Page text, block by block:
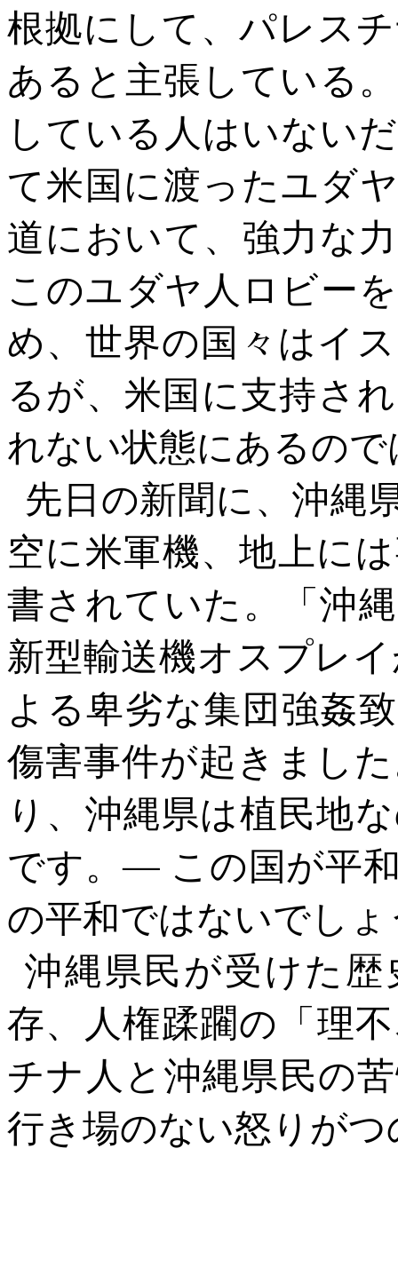
根拠にして、パレス
あると主張している
している人はいない
て米国に渡ったユダ
道において、強力な
このユダヤ人ロビー
め、世界の国々はイ
るが、米国に支持さ
れない状態にあるの
先日の新聞に、沖縄
空に米軍機、地上に
書されていた。「沖
新型輸送機オスプレ
よる卑劣な集団強姦
傷害事件が起きまし
り、沖縄県は植民地
です。― この国が平
の平和ではないでし
沖縄県民が受けた
存、人権蹂躙の「理
チナ人と沖縄県民の
行き場のない怒りが